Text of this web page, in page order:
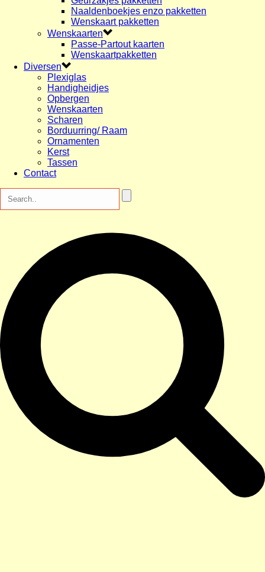
Naaldenboekjes enzo pakketten
Wenskaart pakketten
Wenskaarten
Passe-Partout kaarten
Wenskaartpakketten
Diversen
Plexiglas
Handigheidjes
Opbergen
Wenskaarten
Scharen
Borduurring/ Raam
Ornamenten
Kerst
Tassen
Contact